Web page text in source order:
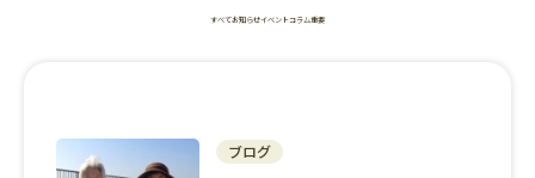
すべてお知らせイベントコラム重要
ブログ